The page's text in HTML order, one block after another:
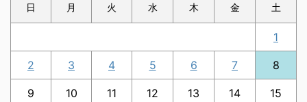
日 月 火 水 木 金 土
1
2 3 4 5 6 7 8
9 10 11 12 13 14 15